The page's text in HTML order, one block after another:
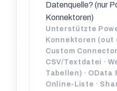
Datenquelle? (nur
Konnektoren)
Unterstützte
Konnektoren (out
Custom
CSV/Textdatei ·
Tabellen) · OData
Online-Liste ·